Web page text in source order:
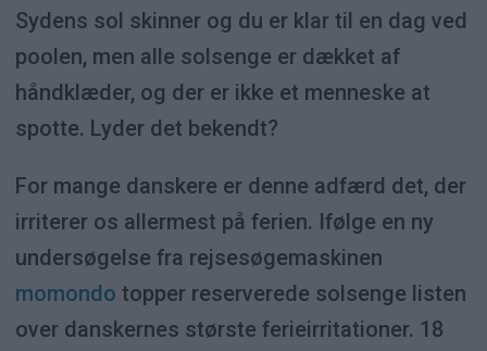
Sydens sol skinner og du er klar til en dag ved
poolen, men alle solsenge er dækket af
håndklæder, og der er ikke et menneske at
spotte. Lyder det bekendt?
For mange danskere er denne adfærd det, der
irriterer os allermest på ferien. Ifølge en ny
undersøgelse fra rejsesøgemaskinen
momondo topper reserverede solsenge listen
over danskernes største ferieirritationer. 18